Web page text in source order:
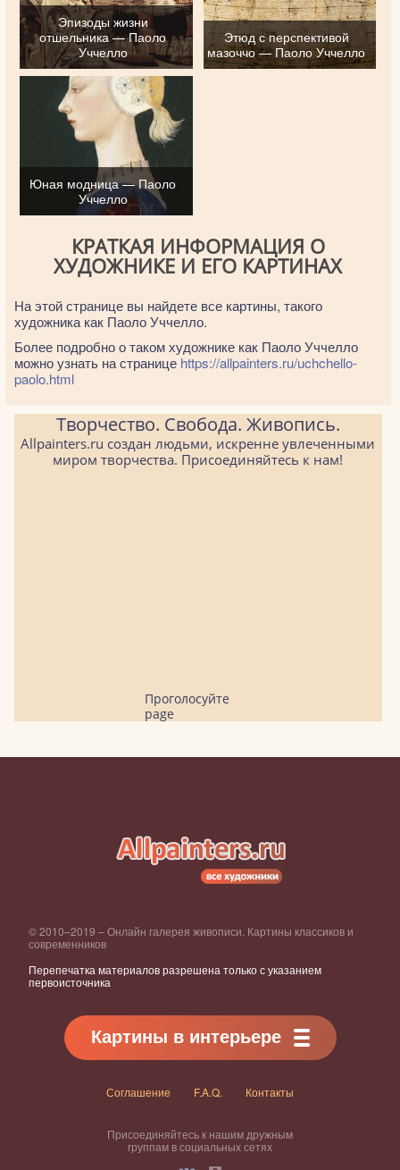
Эпизоды жизни
отшельника — Паоло
Уччелло
Этюд с перспективой
мазоччо — Паоло Уччелло
Юная модница — Паоло
Уччелло
КРАТКАЯ ИНФОРМАЦИЯ О
ХУДОЖНИКЕ И ЕГО КАРТИНАХ
На этой странице вы найдете все картины, такого
художника как Паоло Уччелло.
Более подробно о таком художнике как Паоло Уччелло
можно узнать на странице https://allpainters.ru/uchchello-
paolo.html
Творчество. Свобода. Живопись.
Allpainters.ru создан людьми, искренне увлеченными
миром творчества. Присоединяйтесь к нам!
Проголосуйте
page
© 2010–2019 – Онлайн галерея живописи. Картины классиков и
современников
Перепечатка материалов разрешена только с указанием
первоисточника
Картины в интерьере
Соглашение F.A.Q. Контакты
Присоединяйтесь к нашим дружным
группам в социальных сетях